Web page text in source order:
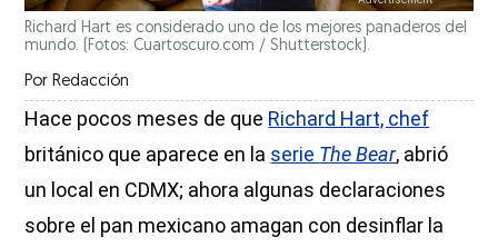
Richard Hart es considerado uno de los mejores panaderos del
mundo. (Fotos: Cuartoscuro.com / Shutterstock).
Por Redacción
Hace pocos meses de que Richard Hart, chef
británico que aparece en la serie The Bear, abrió
un local en CDMX; ahora algunas declaraciones
sobre el pan mexicano amagan con desinflar la